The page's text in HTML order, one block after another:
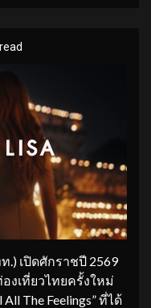
.) เปิดศักราชปี 2569
งเที่ยวไทยครั้งใหม่
The Feelings” ที่ได้